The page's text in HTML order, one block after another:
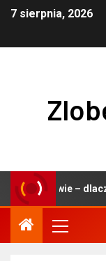
7 sierpnia, 2026
– dlaczego